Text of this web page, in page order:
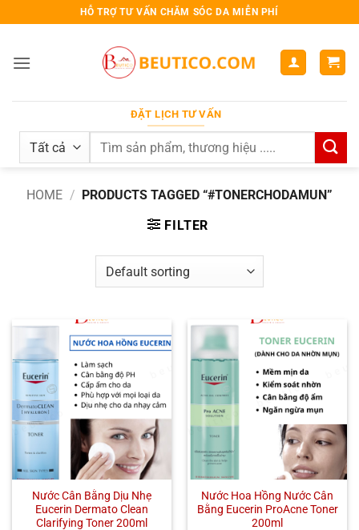
qua
dung
HỖ TRỢ TƯ VẤN CHĂM SÓC DA MIỄN PHÍ
ĐẶT LỊCH TƯ VẤN
Search
HOME / PRODUCTS TAGGED “#TONERCHODAMUN”
FILTER
Nước Cân Bằng Dịu Nhẹ
Eucerin Dermato Clean
Clarifying Toner 200ml
Nước Hoa Hồng Nước Cân
Bằng Eucerin ProAcne Toner
200ml